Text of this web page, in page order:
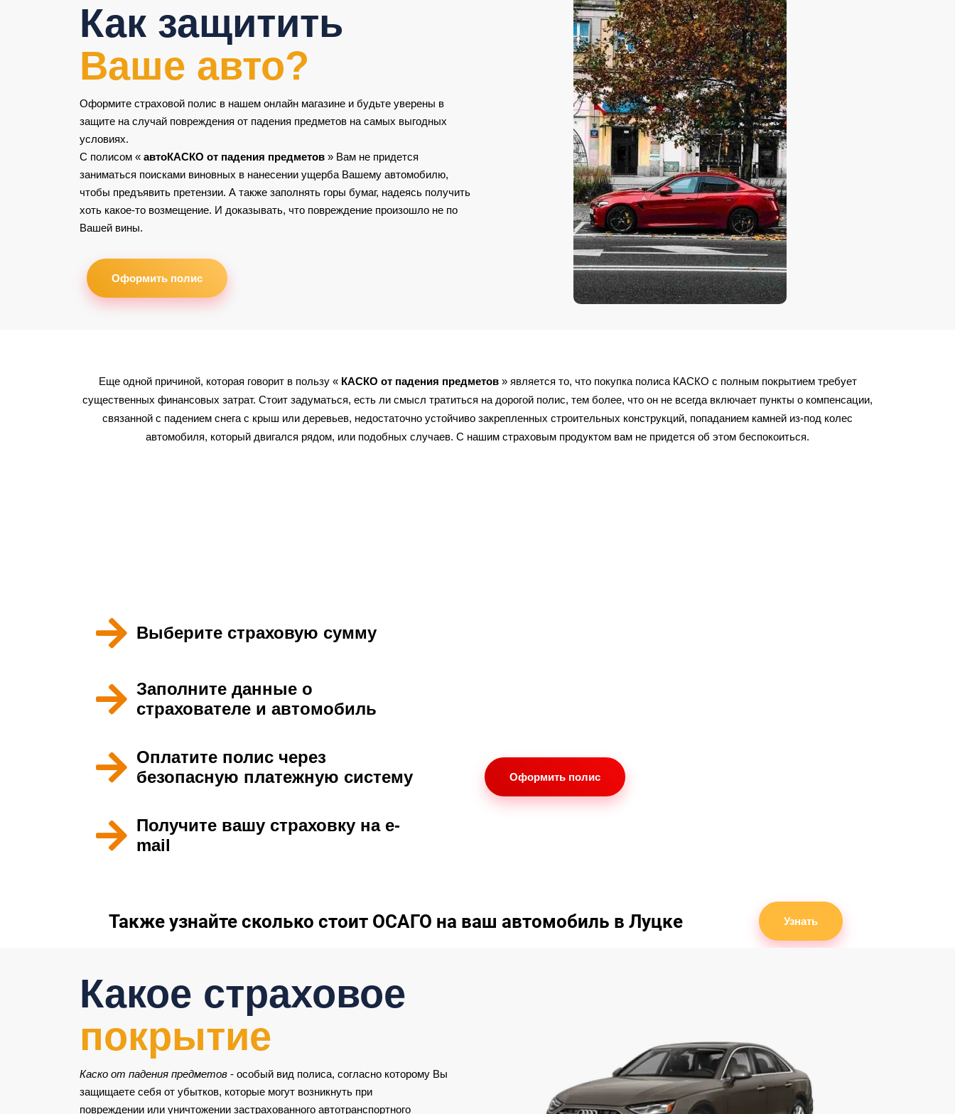
Как защитить
Ваше авто?
Оформите страховой полис в нашем онлайн магазине и будьте уверены в
защите на случай повреждения от падения предметов на самых выгодных
условиях.
С полисом « автоКАСКО от падения предметов » Вам не придется
заниматься поисками виновных в нанесении ущерба Вашему автомобилю,
чтобы предъявить претензии. А также заполнять горы бумаг, надеясь получить
хоть какое-то возмещение. И доказывать, что повреждение произошло не по
Вашей вины.
Оформить полис
Еще одной причиной, которая говорит в пользу «КАСКО от падения предметов » является то, что покупка полиса КАСКО с полным покрытием требует
существенных финансовых затрат. Стоит задуматься, есть ли смысл тратиться на дорогой полис, тем более, что он не всегда включает пункты о компенсации,
связанной с падением снега с крыш или деревьев, недостаточно устойчиво закрепленных строительных конструкций, попаданием камней из-под колес
автомобиля, который двигался рядом, или подобных случаев. С нашим страховым продуктом вам не придется об этом беспокоиться.
Выберите страховую сумму
Заполните данные о
страхователе и автомобиль
Оплатите полис через
безопасную платежную систему
Получите вашу страховку на e-
mail
Оформить полис
Также узнайте сколько стоит ОСАГО на ваш автомобиль в Луцке Узнать
Какое страховое
покрытие
Каско от падения предметов - особый вид полиса, согласно которому Вы
защищаете себя от убытков, которые могут возникнуть при
повреждении или уничтожении застрахованного автотранспортного